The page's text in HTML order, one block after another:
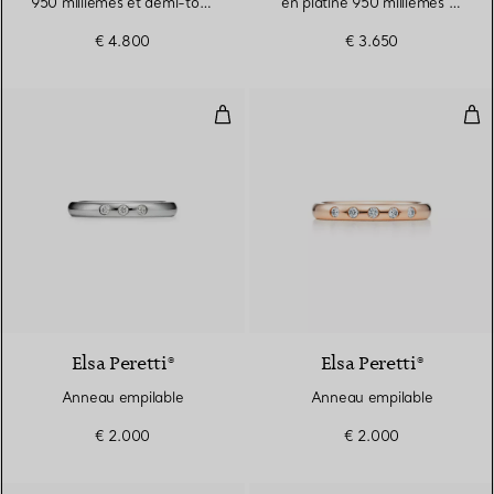
€ 4.800
€ 3.650
Anneau empilable
Elsa Peretti®
Anneau empilable
€ 2.000
Elsa Peretti®
Anneau empilable
€ 2.000